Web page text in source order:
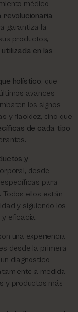
médico-
revolucionaria
garantiza la
productos,
en las
holístico, que
avances
los signos
y flacidez, sino que
de cada tipo
y
desde
para
ellos están
y siguiendo los
eficacia.
una experiencia
desde la primera
diagnóstico
a medida
y productos más